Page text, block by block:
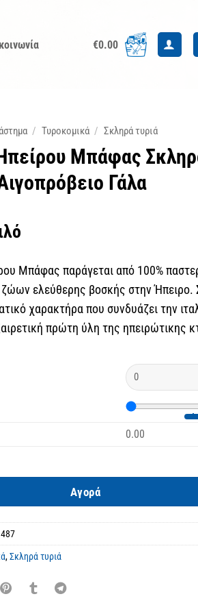
€0.00
/ Τυροκομικά / Σκληρά τυριά
Μπάφας
Γάλα
Μπάφας παράγεται από 100%
ζώων ελεύθερης βοσκής στην Ήπειρο.
χαρακτήρα που συνδυάζει την
πρώτη ύλη της ηπειρώτικης
0.00
Σκληρό Τυρί από 100% Αιγοπρόβειο
Αγορά
,Σκληρά τυριά